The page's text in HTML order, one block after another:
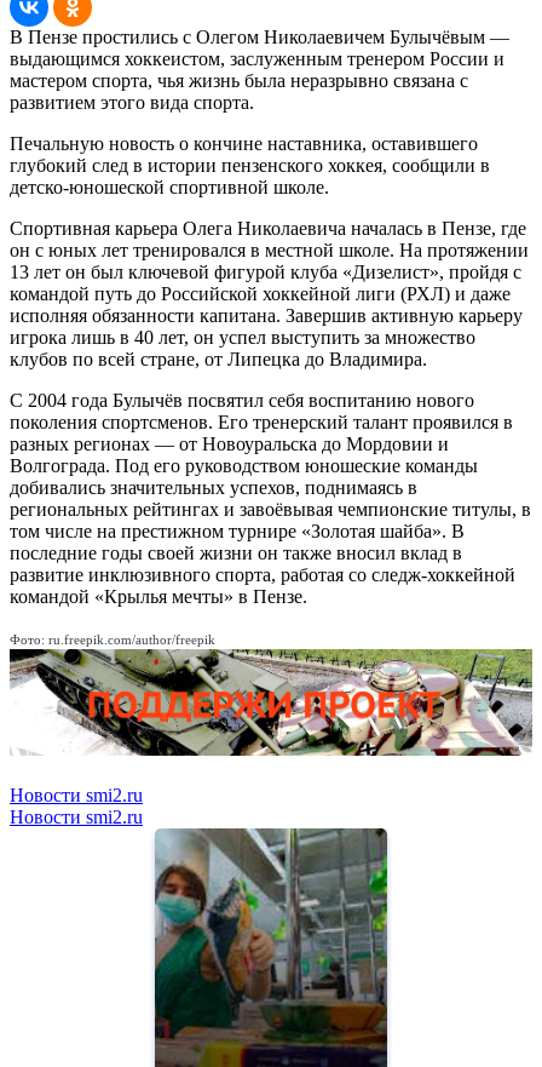
В Пензе простились с Олегом Николаевичем Булычёвым —
выдающимся хоккеистом, заслуженным тренером России и
мастером спорта, чья жизнь была неразрывно связана с
развитием этого вида спорта.
Печальную новость о кончине наставника, оставившего
глубокий след в истории пензенского хоккея, сообщили в
детско-юношеской спортивной школе.
Спортивная карьера Олега Николаевича началась в Пензе, где
он с юных лет тренировался в местной школе. На протяжении
13 лет он был ключевой фигурой клуба «Дизелист», пройдя с
командой путь до Российской хоккейной лиги (РХЛ) и даже
исполняя обязанности капитана. Завершив активную карьеру
игрока лишь в 40 лет, он успел выступить за множество
клубов по всей стране, от Липецка до Владимира.
С 2004 года Булычёв посвятил себя воспитанию нового
поколения спортсменов. Его тренерский талант проявился в
разных регионах — от Новоуральска до Мордовии и
Волгограда. Под его руководством юношеские команды
добивались значительных успехов, поднимаясь в
региональных рейтингах и завоёвывая чемпионские титулы, в
том числе на престижном турнире «Золотая шайба». В
последние годы своей жизни он также вносил вклад в
развитие инклюзивного спорта, работая со следж-хоккейной
командой «Крылья мечты» в Пензе.
Фото: ru.freepik.com/author/freepik
Новости smi2.ru
Новости smi2.ru